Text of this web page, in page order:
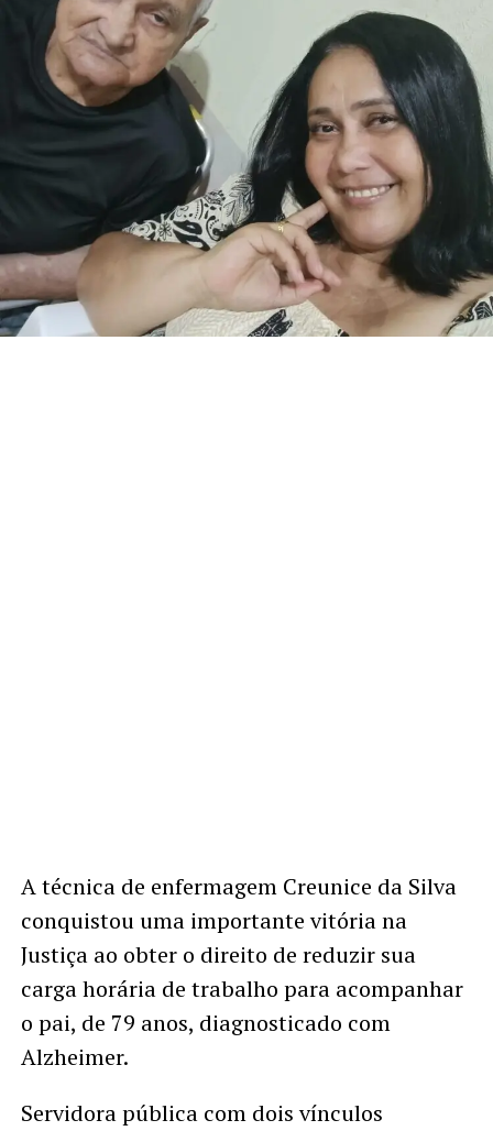
A técnica de enfermagem Creunice da Silva
conquistou uma importante vitória na
Justiça ao obter o direito de reduzir sua
carga horária de trabalho para acompanhar
o pai, de 79 anos, diagnosticado com
Alzheimer.
Servidora pública com dois vínculos